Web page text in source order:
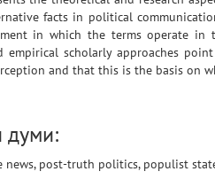
facts in political
in which the terms operate in
empirical scholarly approaches
and that this is the basis on
думи:
news, post-truth politics, populist